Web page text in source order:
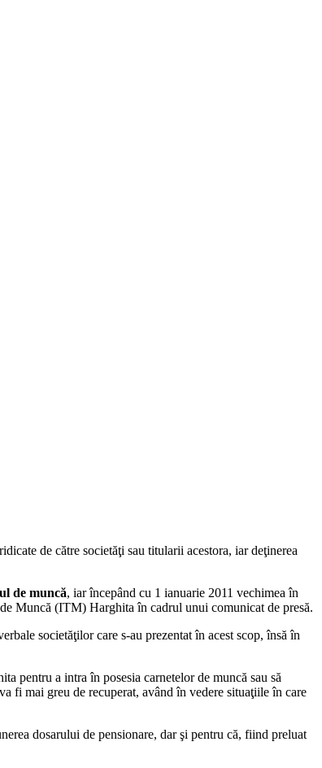
de către societăţi sau titularii acestora, iar deţinerea
de muncă, iar începând cu 1 ianuarie 2011 vechimea în
Muncă (ITM) Harghita în cadrul unui comunicat de presă.
societăţilor care s-au prezentat în acest scop, însă în
pentru a intra în posesia carnetelor de muncă sau să
fi mai greu de recuperat, având în vedere situaţiile în care
dosarului de pensionare, dar şi pentru că, fiind preluat